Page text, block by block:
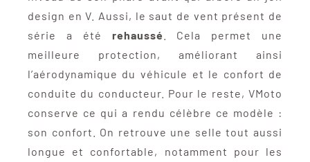
design en V. Aussi, le saut de vent présent de
série a été rehaussé . Cela permet une
meilleure protection, améliorant ainsi
l’aérodynamique du véhicule et le confort de
conduite du conducteur. Pour le reste, VMoto
conserve ce qui a rendu célèbre ce modèle :
son confort. On retrouve une selle tout aussi
longue et confortable, notamment pour les